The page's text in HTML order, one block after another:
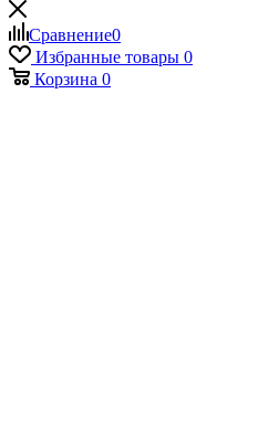
Сравнение0
Избранные товары 0
Корзина 0